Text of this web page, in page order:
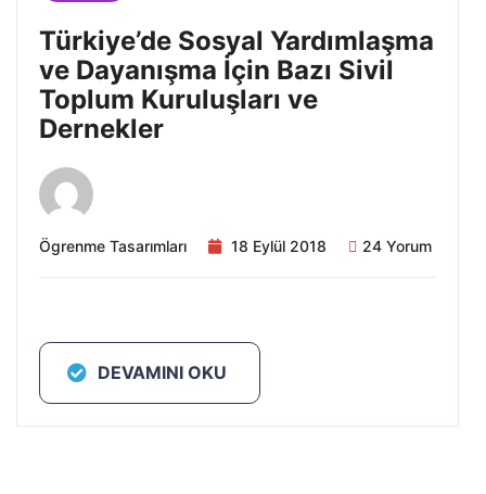
Türkiye’de Sosyal Yardımlaşma
ve Dayanışma İçin Bazı Sivil
Toplum Kuruluşları ve
Dernekler
Ögrenme Tasarımları 18 Eylül 2018 24 Yorum
DEVAMINI OKU